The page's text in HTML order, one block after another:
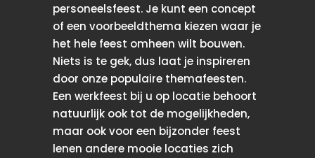
personeelsfeest. Je kunt een concept
of een voorbeeldthema kiezen waar je
het hele feest omheen wilt bouwen.
Niets is te gek, dus laat je inspireren
door onze populaire themafeesten.
Een werkfeest bij u op locatie behoort
natuurlijk ook tot de mogelijkheden,
maar ook voor een bijzonder feest
lenen andere mooie locaties zich